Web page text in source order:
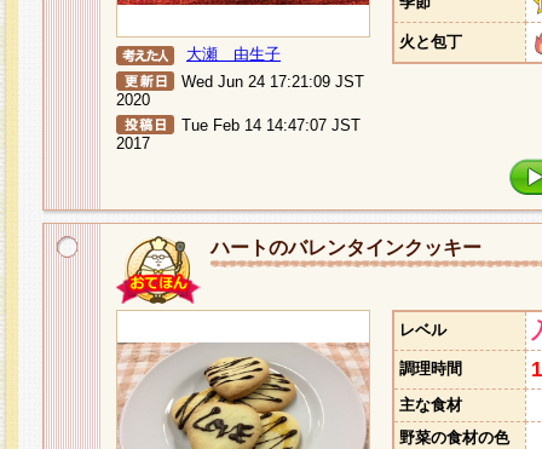
大瀬 由生子
Wed Jun 24 17:21:09 JST
2020
Tue Feb 14 14:47:07 JST
2017
火と包丁
ハートのバレンタインクッキー
レベル
調理時間
主な食材
野菜の食材の色